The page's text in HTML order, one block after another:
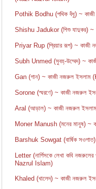
Pothik Bodhu (পথিক বঁধু) ~
Shishu Jadukor (শিশু যাদুকর)
Priyar Rup (প্রিয়ার রূপ) ~
Subh Unmed (সুবহ্-উম্মেদ) ~
Gan (গান) ~ কাজী নজরুল
Sorone (স্মরণে) ~ কাজী নজরুল
Aral (আড়াল) ~ কাজী নজরুল
Moner Manush (মনের মানুষ)
Barshuk Sowgat (বার্ষিক
Letter (নার্গিসকে লেখা কবি
Nazrul Islam)
Khaled (খালেদ) ~ কাজী নজরুল